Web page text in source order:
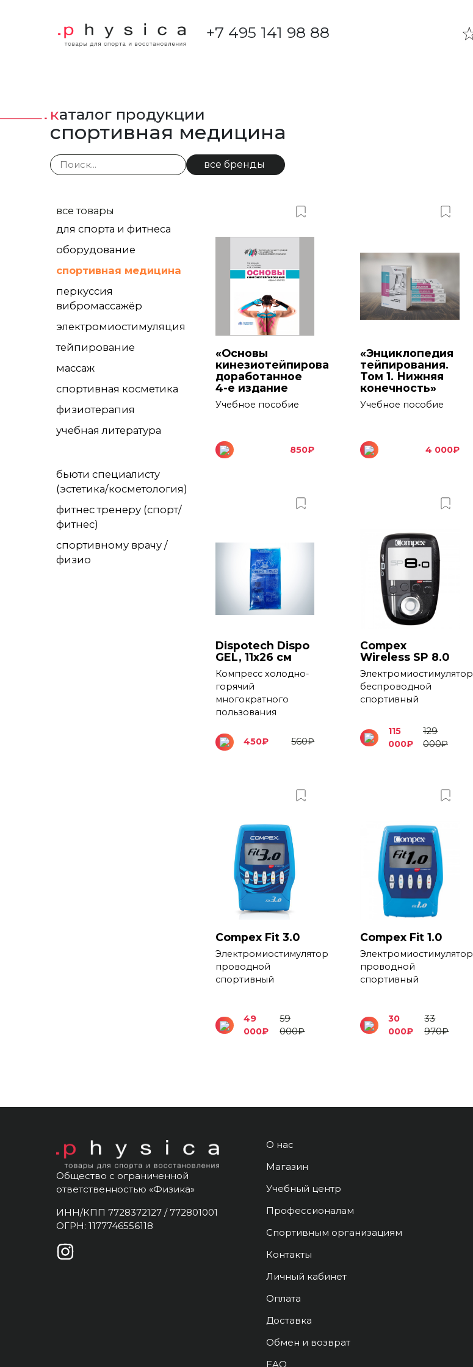
+7 495 141 98 88
каталог продукции
спортивная медицина
все бренды
все товары
для спорта и фитнеса
оборудование
спортивная медицина
перкуссия
вибромассажёр
электромиостимуляция
тейпирование
массаж
спортивная косметика
физиотерапия
учебная литература
бьюти специалисту
(эстетика/косметология)
фитнес тренеру (спорт/
фитнес)
спортивному врачу /
физио
«Основы
кинезиотейпирования»,
доработанное
4-е издание
Учебное пособие
850₽
«Энциклопедия
тейпирования.
Том 1. Нижняя
конечность»
Учебное пособие
4 000₽
Dispotech Dispo
GEL, 11х26 см
Компресс холодно-
горячий
многократного
пользования
560₽
450₽
Compex
Wireless SP 8.0
Электромиостимулятор
беспроводной
спортивный
129
000₽
115
000₽
Compex Fit 3.0
Электромиостимулятор
проводной
спортивный
59
000₽
49
000₽
Compex Fit 1.0
Электромиостимулятор
проводной
спортивный
33
970₽
30
000₽
Общество с ограниченной
ответственностью «Физика»
ИНН/КПП 7728372127 / 772801001
ОГРН: 1177746556118
О нас
Магазин
Учебный центр
Профессионалам
Спортивным организациям
Контакты
Личный кабинет
Оплата
Доставка
Обмен и возврат
FAQ